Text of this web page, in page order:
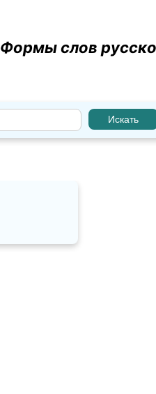
Формы слов